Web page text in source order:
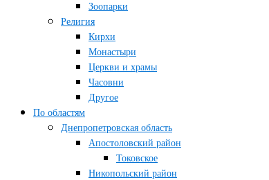
Зоопарки
Религия
Кирхи
Монастыри
Церкви и храмы
Часовни
Другое
По областям
Днепропетровская область
Апостоловский район
Токовское
Никопольский район